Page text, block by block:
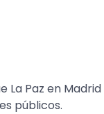
La Paz en
públicos.